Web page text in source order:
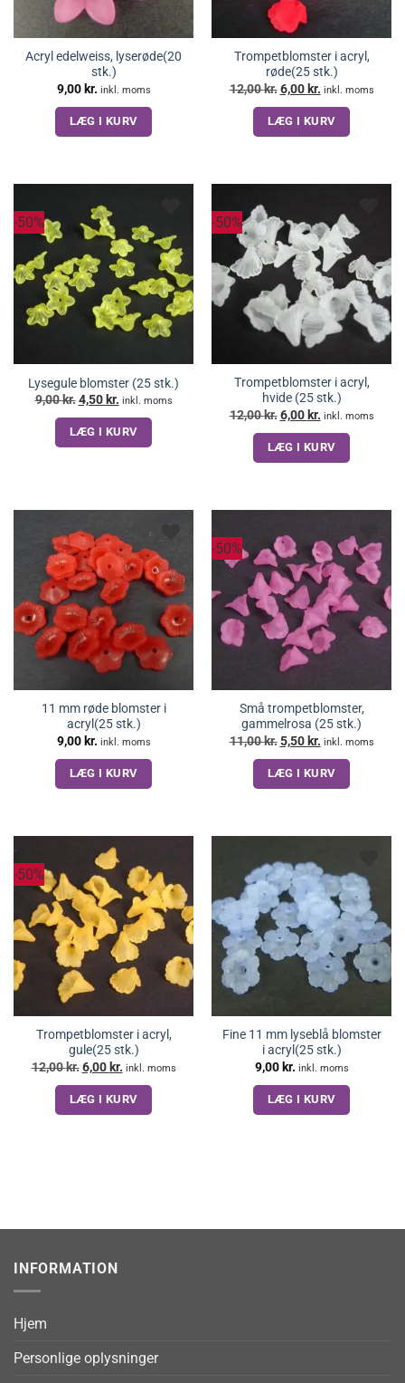
Acryl edelweiss, lyserøde(20
stk.)
9,00kr. inkl. moms
LÆG I KURV
Trompetblomster i acryl,
røde(25 stk.)
12,00kr. Den
oprindelige
pris
var:
12,00 kr..
6,00kr. Den
aktuelle
pris
er:
6,00 kr..
inkl. moms
LÆG I KURV
-50%
Lysegule blomster (25 stk.)
9,00kr. Den
oprindelige
pris
var:
9,00 kr..
4,50 kr.Den
aktuelle
pris
er:
4,50 kr..
inkl. moms
LÆG I KURV
-50%
Trompetblomster i acryl,
hvide (25 stk.)
12,00kr. Den
oprindelige
pris
var:
12,00 kr..
6,00kr. Den
aktuelle
pris
er:
6,00 kr..
inkl. moms
LÆG I KURV
11 mm røde blomster i
acryl(25 stk.)
9,00kr. inkl. moms
LÆG I KURV
-50%
Små trompetblomster,
gammelrosa (25 stk.)
11,00kr. Den
oprindelige
pris
var:
11,00 kr..
5,50kr. Den
aktuelle
pris
er:
5,50 kr..
inkl. moms
LÆG I KURV
-50%
Trompetblomster i acryl,
gule(25 stk.)
12,00kr. Den
oprindelige
pris
var:
12,00 kr..
6,00kr. Den
aktuelle
pris
er:
6,00 kr..
inkl. moms
LÆG I KURV
Fine 11 mm lyseblå blomster
i acryl(25 stk.)
9,00kr. inkl. moms
LÆG I KURV
INFORMATION
Hjem
Personlige oplysninger